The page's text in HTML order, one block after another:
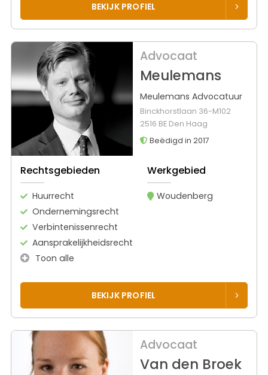
BEKIJK PROFIEL
Advocaat
Meulemans
Meulemans Advocatuur
Binckhorstlaan 36-M102
2516 BE Den Haag
Beëdigd in 2017
Rechtsgebieden
Huurrecht
Ondernemingsrecht
Verbintenissenrecht
Aansprakelijkheidsrecht
Toon alle
Werkgebied
Woudenberg
BEKIJK PROFIEL
Advocaat
Van den Broek